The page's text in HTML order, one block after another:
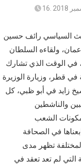
2018
والباحث السياسي رائف حسين
ولقاءه السلطان
في الوقت الذي تشارك
في قطر، وزيارة الوزيرة
زايد في أبو ظبي، كل
والناشطين
الشعب
في الصحافة
تظهر مدى
التي لم تعد تعقد في